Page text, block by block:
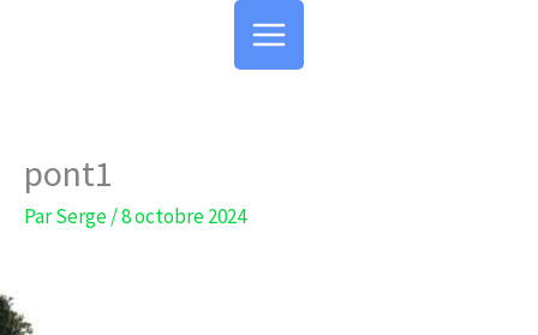
pont1
ParSerge/8 octobre 2024